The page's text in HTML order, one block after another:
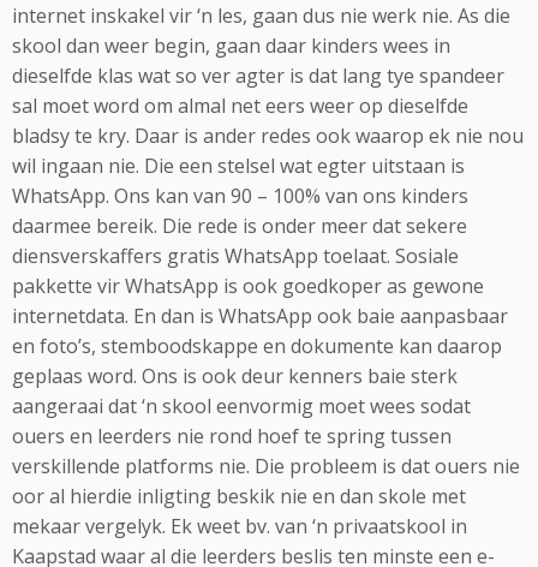
internet inskakel vir ‘n les, gaan dus nie werk nie. As die
skool dan weer begin, gaan daar kinders wees in
dieselfde klas wat so ver agter is dat lang tye spandeer
sal moet word om almal net eers weer op dieselfde
bladsy te kry. Daar is ander redes ook waarop ek nie nou
wil ingaan nie. Die een stelsel wat egter uitstaan is
WhatsApp. Ons kan van 90 – 100% van ons kinders
daarmee bereik. Die rede is onder meer dat sekere
diensverskaffers gratis WhatsApp toelaat. Sosiale
pakkette vir WhatsApp is ook goedkoper as gewone
internetdata. En dan is WhatsApp ook baie aanpasbaar
en foto’s, stemboodskappe en dokumente kan daarop
geplaas word. Ons is ook deur kenners baie sterk
aangeraai dat ‘n skool eenvormig moet wees sodat
ouers en leerders nie rond hoef te spring tussen
verskillende platforms nie. Die probleem is dat ouers nie
oor al hierdie inligting beskik nie en dan skole met
mekaar vergelyk. Ek weet bv. van ‘n privaatskool in
Kaapstad waar al die leerders beslis ten minste een e-